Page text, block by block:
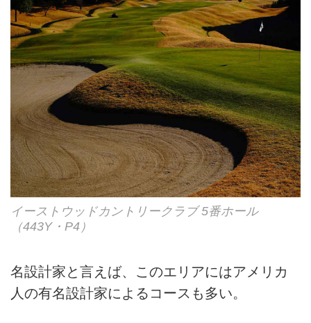
イーストウッドカントリークラブ 5番ホール
（443Y・P4）
名設計家と言えば、このエリアにはアメリカ
人の有名設計家によるコースも多い。